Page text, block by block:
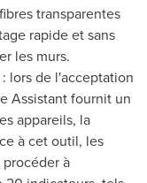
transparentes
rapide et sans
les murs.
: lors de l'acceptation
Assistant fournit un
appareils, la
à cet outil, les
à